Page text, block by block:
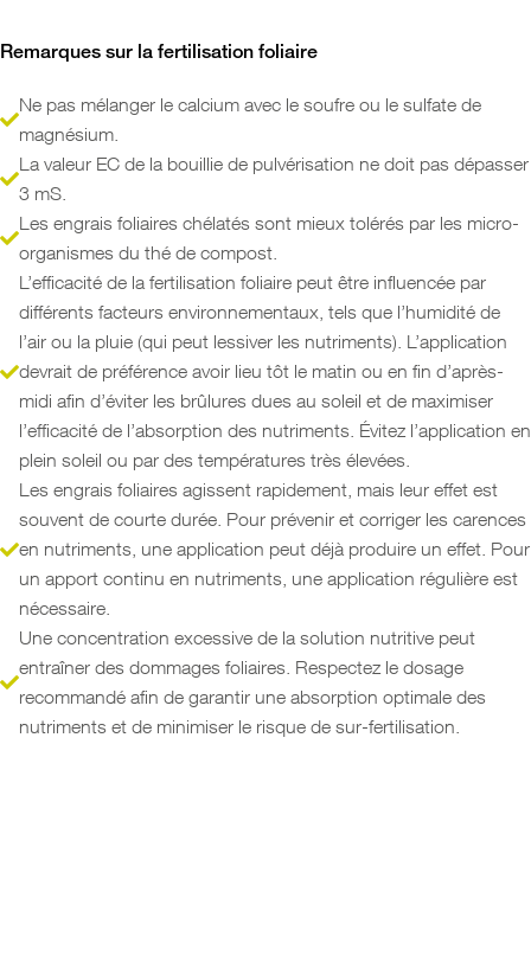
Remarques sur la fertilisation foliaire
Ne pas mélanger le calcium avec le soufre ou le sulfate de
magnésium.
La valeur EC de la bouillie de pulvérisation ne doit pas dépasser
3 mS.
Les engrais foliaires chélatés sont mieux tolérés par les micro-
organismes du thé de compost.
L’efficacité de la fertilisation foliaire peut être influencée par
différents facteurs environnementaux, tels que l’humidité de
l’air ou la pluie (qui peut lessiver les nutriments). L’application
devrait de préférence avoir lieu tôt le matin ou en fin d’après-
midi afin d’éviter les brûlures dues au soleil et de maximiser
l’efficacité de l’absorption des nutriments. Évitez l’application en
plein soleil ou par des températures très élevées.
Les engrais foliaires agissent rapidement, mais leur effet est
souvent de courte durée. Pour prévenir et corriger les carences
en nutriments, une application peut déjà produire un effet. Pour
un apport continu en nutriments, une application régulière est
nécessaire.
Une concentration excessive de la solution nutritive peut
entraîner des dommages foliaires. Respectez le dosage
recommandé afin de garantir une absorption optimale des
nutriments et de minimiser le risque de sur-fertilisation.